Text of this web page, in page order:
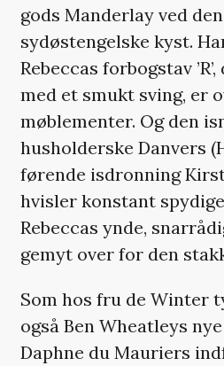
gods Manderlay ved
sydøstengelske kyst.
Rebeccas forbogstav
med et smukt sving, er
møblementer. Og den
husholderske Danvers
førende isdronning
hvisler konstant
Rebeccas ynde,
gemyt over for den
Som hos fru de Winter
også Ben Wheatleys
Daphne du Mauriers